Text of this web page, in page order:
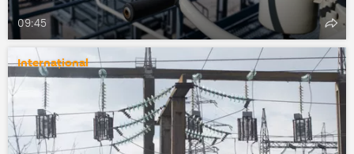
09:45
Internațional